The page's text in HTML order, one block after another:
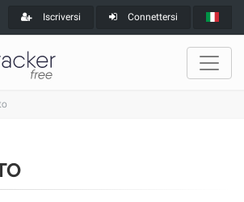
Iscriversi Connettersi